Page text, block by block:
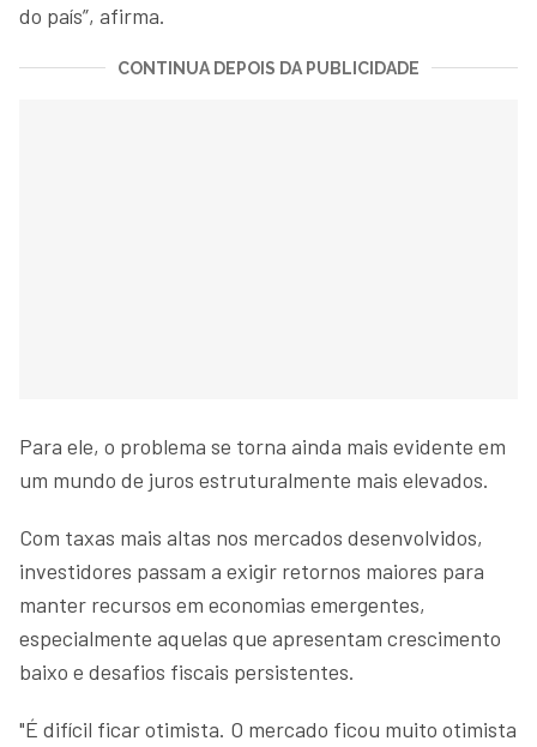
do país”, afirma.
CONTINUA DEPOIS DA PUBLICIDADE
Para ele, o problema se torna ainda mais evidente em
um mundo de juros estruturalmente mais elevados.
Com taxas mais altas nos mercados desenvolvidos,
investidores passam a exigir retornos maiores para
manter recursos em economias emergentes,
especialmente aquelas que apresentam crescimento
baixo e desafios fiscais persistentes.
"É difícil ficar otimista. O mercado ficou muito otimista